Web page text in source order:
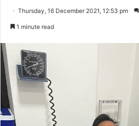
Thursday, 16 December 2021, 12:53 pm
1 minute read